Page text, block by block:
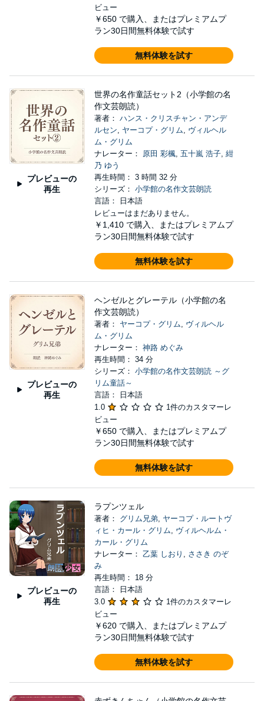
ビュー
￥650 で購入、またはプレミアムプ
ラン30日間無料体験で試す
無料体験を試す
プレビューの
再生
世界の名作童話セット2（小学館の名
作文芸朗読）
著者： ハンス・クリスチャン・アンデ
ルセン, ヤーコプ・グリム, ヴィルヘル
ム・グリム
ナレーター： 原田 彩楓, 五十嵐 浩子, 紺
乃 ゆう
再生時間： 3 時間 32 分
シリーズ： 小学館の名作文芸朗読
言語： 日本語
レビューはまだありません。
￥1,410 で購入、またはプレミアムプ
ラン30日間無料体験で試す
無料体験を試す
プレビューの
再生
ヘンゼルとグレーテル（小学館の名
作文芸朗読）
著者： ヤーコプ・グリム, ヴィルヘル
ム・グリム
ナレーター： 神路 めぐみ
再生時間： 34 分
シリーズ： 小学館の名作文芸朗読 ～グ
リム童話～
言語： 日本語
1.0
1件のカスタマーレ
ビュー
￥650 で購入、またはプレミアムプ
ラン30日間無料体験で試す
無料体験を試す
プレビューの
再生
ラプンツェル
著者： グリム兄弟, ヤーコプ・ルートヴ
ィヒ・カール・グリム, ヴィルヘルム・
カール・グリム
ナレーター： 乙葉 しおり , ささき のぞ
み
再生時間： 18 分
言語： 日本語
3.0
1件のカスタマーレ
ビュー
￥620 で購入、またはプレミアムプ
ラン30日間無料体験で試す
無料体験を試す